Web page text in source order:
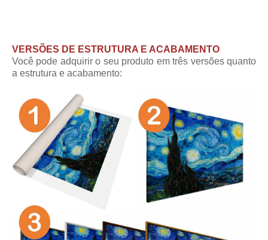
VERSÕES DE ESTRUTURA E ACABAMENTO
Você pode adquirir o seu produto em três versões quanto
a estrutura e acabamento: